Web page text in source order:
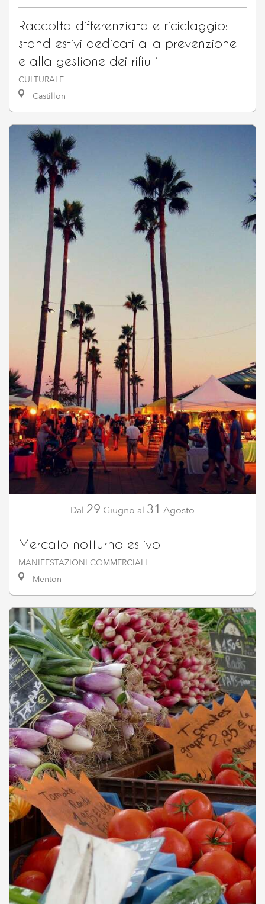
Raccolta differenziata e riciclaggio:
stand estivi dedicati alla prevenzione
e alla gestione dei rifiuti
CULTURALE
Castillon
Dal 29 Giugno al 31 Agosto
Mercato notturno estivo
MANIFESTAZIONI COMMERCIALI
Menton